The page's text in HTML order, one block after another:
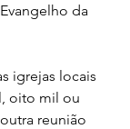
da
igrejas locais
oito mil ou
reunião